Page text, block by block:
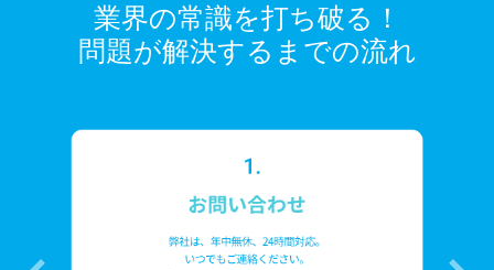
業界の常識を打ち破る！
問題が解決するまでの流れ